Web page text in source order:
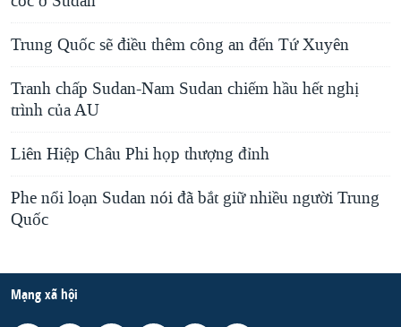
Trung Quốc sẽ điều thêm công an đến Tứ Xuyên
Tranh chấp Sudan-Nam Sudan chiếm hầu hết nghị
trình của AU
Liên Hiệp Châu Phi họp thượng đỉnh
Phe nổi loạn Sudan nói đã bắt giữ nhiều người Trung
Quốc
Mạng xã hội